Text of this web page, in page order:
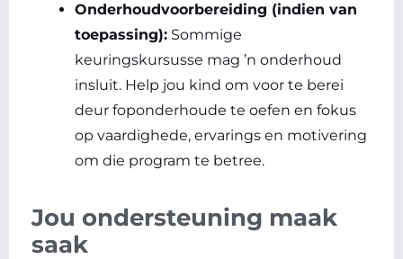
Onderhoudvoorbereiding (indien van
toepassing): Sommige
keuringskursusse mag ’n onderhoud
insluit. Help jou kind om voor te berei
deur foponderhoude te oefen en fokus
op vaardighede, ervarings en motivering
om die program te betree.
Jou ondersteuning maak
saak